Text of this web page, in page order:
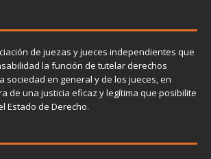
de juezas y jueces independientes que
la función de tutelar derechos
sociedad en general y de los jueces, en
de una justicia eficaz y legítima que posibilite
Estado de Derecho.